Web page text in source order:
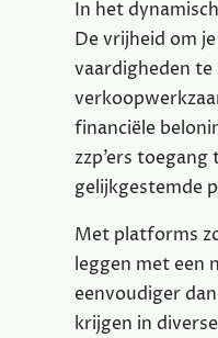
In het
De vrijheid om
vaardigheden te
financiële
zzp’ers toegang
gelijkgestemde
Met platforms
leggen met een
eenvoudiger
krijgen in